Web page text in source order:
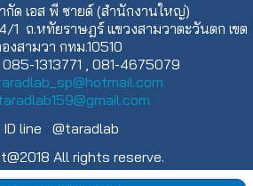
ด เอส พี ซายด์ (สำนักงานใหญ่)
ถ.หทัยราษฎร์ แขวงสามวาตะวันตก เขต
งสามวา กทม.10510
085-1313771 , 081-4675079
line @taradlab
All rights reserve.